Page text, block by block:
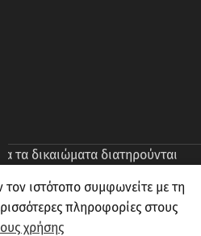
τα δικαιώματα διατηρούνται
ιστότοπο συμφωνείτε με τη
πληροφορίες στους
χρήσης